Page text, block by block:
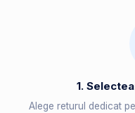
1.
Alege returul dedicat